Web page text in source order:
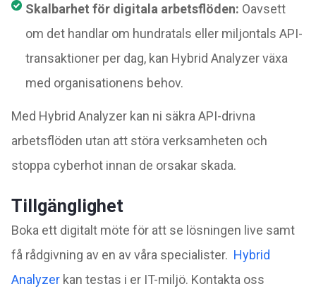
Skalbarhet för digitala arbetsflöden: Oavsett
om det handlar om hundratals eller miljontals API-
transaktioner per dag, kan Hybrid Analyzer växa
med organisationens behov.
Med Hybrid Analyzer kan ni säkra API-drivna
arbetsflöden utan att störa verksamheten och
stoppa cyberhot innan de orsakar skada.
Tillgänglighet
Boka ett digitalt möte för att se lösningen live samt
få rådgivning av en av våra specialister. Hybrid
Analyzer kan testas i er IT-miljö. Kontakta oss